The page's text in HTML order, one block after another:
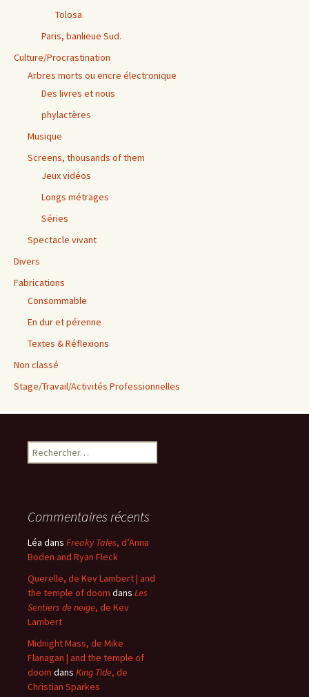
Tolosa
Paris, banlieue Sud.
Culture/Procrastination
Arbres morts ou encre électronique
Des livres et nous
phylactères
Musique
Screens, thousands of them
Jeux vidéos
Longs métrages
Séries
Spectacle vivant
Divers
Fabrications
Consommable
En dur et pérenne
Textes & Réflexions
Non classé
Stage/Travail/Activités Professionnelles
Rechercher :
Commentaires récents
Léa dans Freaky Tales, d’Anna
Boden and Ryan Fleck
Querelle, de Kev Lambert | and
the temple of doom dans Les
Sentiers de neige, de Kev
Lambert
Midnight Mass, de Mike
Flanagan | and the temple of
doom dans King Tide, de
Christian Sparkes